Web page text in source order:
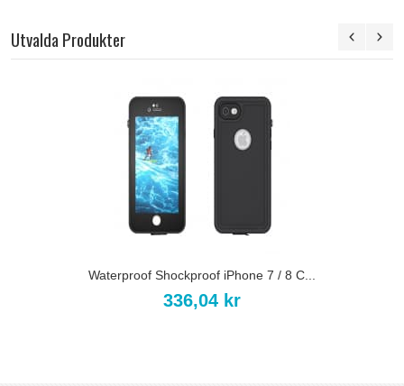
Utvalda Produkter
Waterproof Shockproof iPhone 7 / 8 C...
336,04 kr